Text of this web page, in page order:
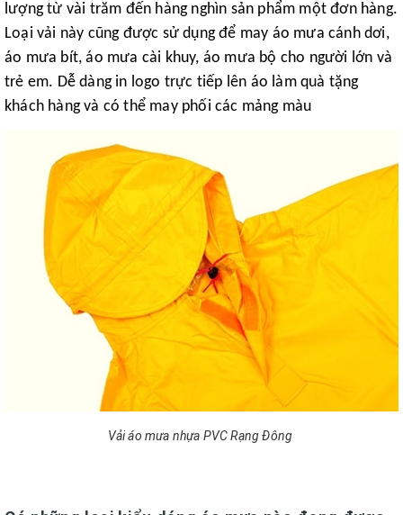
lượng từ vài trăm đến hàng nghìn sản phẩm một đơn hàng.
Loại vải này cũng được sử dụng để may áo mưa cánh dơi,
áo mưa bít, áo mưa cài khuy, áo mưa bộ cho người lớn và
trẻ em. Dễ dàng in logo trực tiếp lên áo làm quà tặng
khách hàng và có thể may phối các mảng màu
Vải áo mưa nhựa PVC Rạng Đông